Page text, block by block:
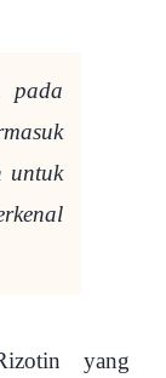
pada
untuk
yang